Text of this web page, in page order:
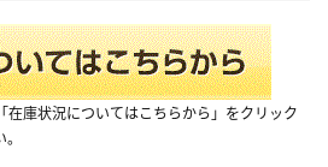
在庫状況についてはこちらから」をクリック